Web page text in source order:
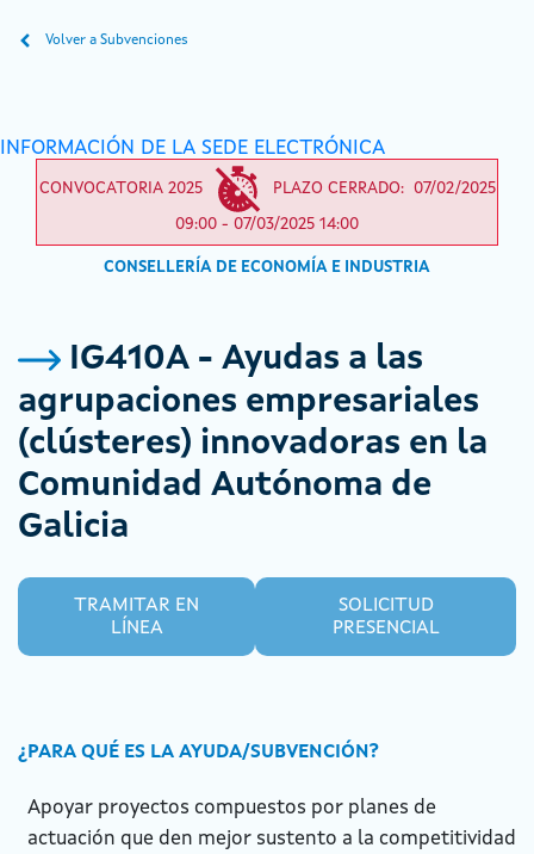
Volver a Subvenciones
INFORMACIÓN DE LA SEDE ELECTRÓNICA
CONVOCATORIA 2025 PLAZO CERRADO: 07/02/2025
09:00 - 07/03/2025 14:00
CONSELLERÍA DE ECONOMÍA E INDUSTRIA
IG410A - Ayudas a las
agrupaciones empresariales
(clústeres) innovadoras en la
Comunidad Autónoma de
Galicia
TRAMITAR EN
LÍNEA
SOLICITUD
PRESENCIAL
¿PARA QUÉ ES LA AYUDA/SUBVENCIÓN?
Apoyar proyectos compuestos por planes de
actuación que den mejor sustento a la competitividad